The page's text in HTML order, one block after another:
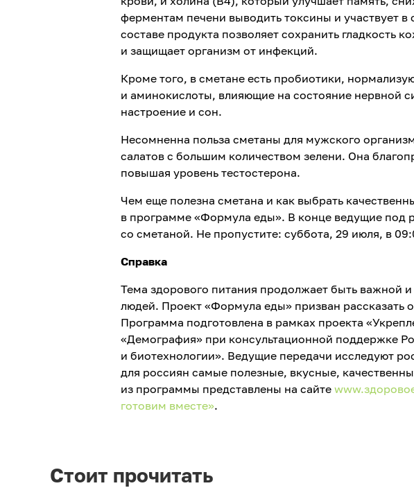
ферментам печени выводить токсины и участвует
составе продукта позволяет сохранить гладкость
и защищает организм от инфекций.
Кроме того, в сметане есть пробиотики,
и аминокислоты, влияющие на состояние нервной
настроение и сон.
Несомненна польза сметаны для мужского
салатов с большим количеством зелени. Она
повышая уровень тестостерона.
Чем еще полезна сметана и как выбрать
в программе «Формула еды». В конце ведущие под
со сметаной. Не пропустите: суббота, 29 июля, в
Справка
Тема здорового питания продолжает быть важной
людей. Проект «Формула еды» призван рассказать
Программа подготовлена в рамках проекта
«Демография» при консультационной поддержке
и биотехнологии». Ведущие передачи исследуют
для россиян самые полезные, вкусные,
из программы представлены на сайте
готовим вместе».
Стоит прочитать